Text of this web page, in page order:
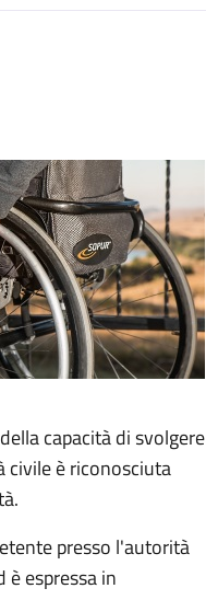
capacità di svolgere
civile è riconosciuta
presso l'autorità
espressa in